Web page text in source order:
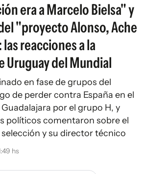
era a Marcelo Bielsa" y
"proyecto Alonso, Ache
reacciones a la
Uruguay del Mundial
en fase de grupos del
de perder contra España en el
por el grupo H, y
políticos comentaron sobre el
y su director técnico
hs